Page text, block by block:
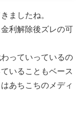
ましたね。
利解除後ズレの可
っていっているの
いることもベース
あちこちのメディ